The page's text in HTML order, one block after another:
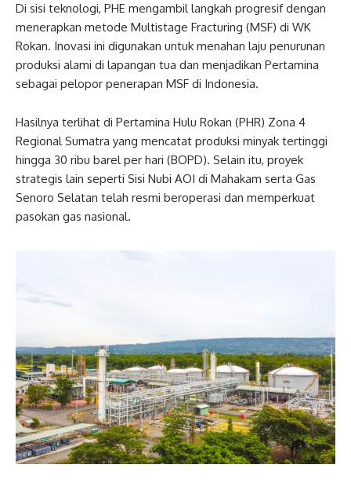
Di sisi teknologi, PHE mengambil langkah progresif dengan
menerapkan metode Multistage Fracturing (MSF) di WK
Rokan. Inovasi ini digunakan untuk menahan laju penurunan
produksi alami di lapangan tua dan menjadikan Pertamina
sebagai pelopor penerapan MSF di Indonesia.
Hasilnya terlihat di Pertamina Hulu Rokan (PHR) Zona 4
Regional Sumatra yang mencatat produksi minyak tertinggi
hingga 30 ribu barel per hari (BOPD). Selain itu, proyek
strategis lain seperti Sisi Nubi AOI di Mahakam serta Gas
Senoro Selatan telah resmi beroperasi dan memperkuat
pasokan gas nasional.